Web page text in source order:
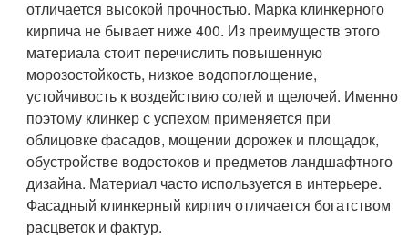
отличается высокой прочностью. Марка клинкерного
кирпича не бывает ниже 400. Из преимуществ этого
материала стоит перечислить повышенную
морозостойкость, низкое водопоглощение,
устойчивость к воздействию солей и щелочей. Именно
поэтому клинкер с успехом применяется при
облицовке фасадов, мощении дорожек и площадок,
обустройстве водостоков и предметов ландшафтного
дизайна. Материал часто используется в интерьере.
Фасадный клинкерный кирпич отличается богатством
расцветок и фактур.